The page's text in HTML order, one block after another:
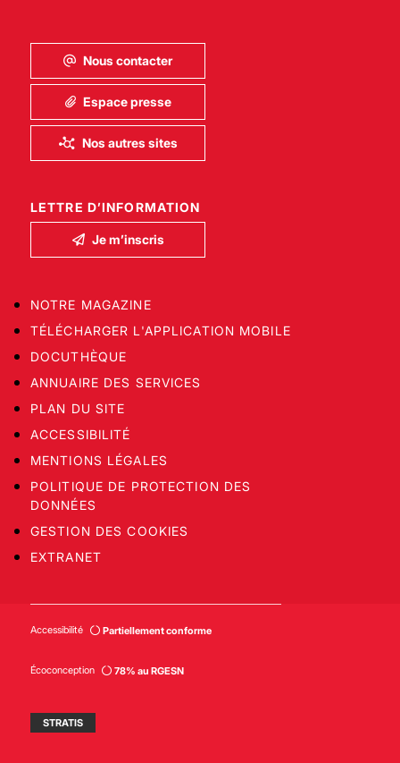
Nous contacter
Espace presse
Nos autres sites
LETTRE D’INFORMATION
Je m’inscris
NOTRE MAGAZINE
TÉLÉCHARGER L'APPLICATION MOBILE
DOCUTHÈQUE
ANNUAIRE DES SERVICES
PLAN DU SITE
ACCESSIBILITÉ
MENTIONS LÉGALES
POLITIQUE DE PROTECTION DES
DONNÉES
GESTION DES COOKIES
EXTRANET
Accessibilité Partiellement conforme
Écoconception 78% au RGESN
STRATIS